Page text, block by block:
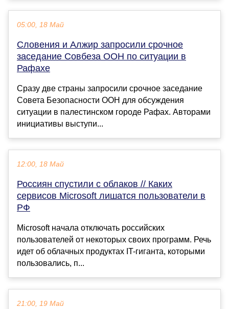
05:00, 18 Май
Словения и Алжир запросили срочное
заседание Совбеза ООН по ситуации в
Рафахе
Сразу две страны запросили срочное заседание
Совета Безопасности ООН для обсуждения
ситуации в палестинском городе Рафах. Авторами
инициативы выступи...
12:00, 18 Май
Россиян спустили с облаков // Каких
сервисов Microsoft лишатся пользователи в
РФ
Microsoft начала отключать российских
пользователей от некоторых своих программ. Речь
идет об облачных продуктах IT-гиганта, которыми
пользовались, п...
21:00, 19 Май